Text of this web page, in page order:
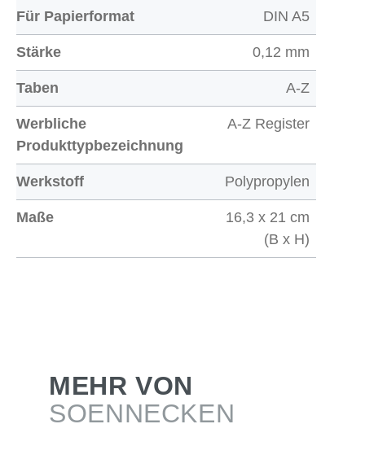
Für Papierformat DIN A5
Stärke 0,12 mm
Taben A-Z
Werbliche
Produkttypbezeichnung
A-Z Register
Werkstoff Polypropylen
Maße
16,3 x 21 cm
(B x H)
MEHR VON
SOENNECKEN